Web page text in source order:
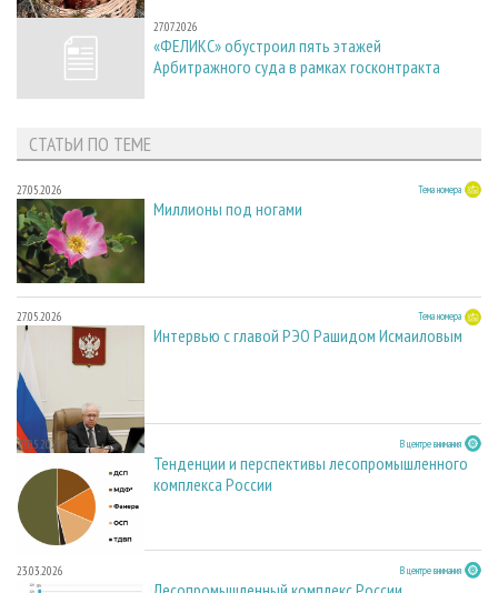
27.07.2026
27.07.2026
«ФЕЛИКС» обустроил пять этажей
Арбитражного суда в рамках госконтракта
СТАТЬИ ПО ТЕМЕ
27.05.2026 Тема номера
Миллионы под ногами
27.05.2026 Тема номера
Интервью с главой РЭО Рашидом Исмаиловым
27.05.2026 В центре внимания
Тенденции и перспективы лесопромышленного
комплекса России
23.03.2026 В центре внимания